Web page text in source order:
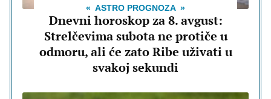
ASTRO PROGNOZA
Dnevni horoskop za 8. avgust:
Strelčevima subota ne protiče u
odmoru, ali će zato Ribe uživati u
svakoj sekundi